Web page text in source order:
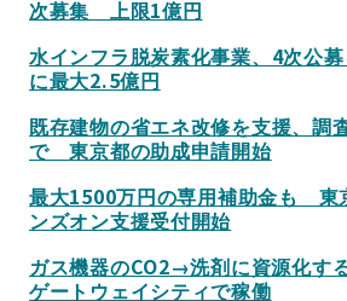
次募集 上限1億円
水インフラ脱炭素化事業、4次公
に最大2.5億円
既存建物の省エネ改修を支援、調
で 東京都の助成申請開始
最大1500万円の専用補助金も 東
ンズオン支援受付開始
ガス機器のCO2→洗剤に資源化
ゲートウェイシティで稼働